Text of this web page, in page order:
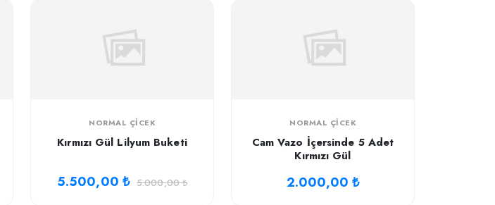
NORMAL ÇICEK
Kırmızı Gül Lilyum Buketi
5.500,00 ₺ 5.000,00 ₺
NORMAL ÇICEK
Cam Vazo İçersinde 5 Adet
Kırmızı Gül
2.000,00 ₺